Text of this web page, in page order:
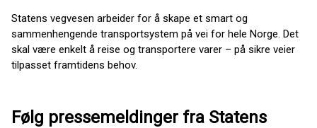
Statens vegvesen arbeider for å skape et smart og
sammenhengende transportsystem på vei for hele Norge. Det
skal være enkelt å reise og transportere varer – på sikre veier
tilpasset framtidens behov.
Følg pressemeldinger fra Statens